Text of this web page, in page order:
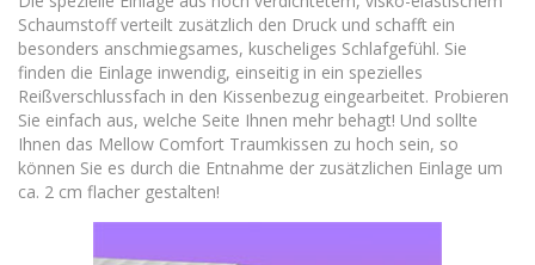
Schaumstoff verteilt zusätzlich den Druck und schafft ein
besonders anschmiegsames, kuscheliges Schlafgefühl. Sie
finden die Einlage inwendig, einseitig in ein spezielles
Reißverschlussfach in den Kissenbezug eingearbeitet. Probieren
Sie einfach aus, welche Seite Ihnen mehr behagt! Und sollte
Ihnen das Mellow Comfort Traumkissen zu hoch sein, so
können Sie es durch die Entnahme der zusätzlichen Einlage um
ca. 2 cm flacher gestalten!